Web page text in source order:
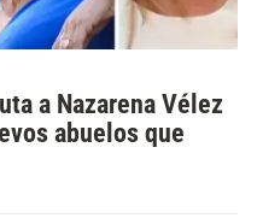
a Nazarena Vélez
abuelos que